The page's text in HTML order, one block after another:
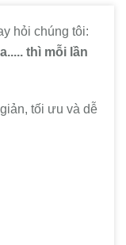
hỏi chúng tôi:
thì mỗi lần
tối ưu và dễ